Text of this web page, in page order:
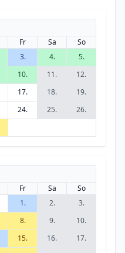
Fr Sa
So
3. 4.
5.
10. 11.
12.
17. 18.
19.
24. 25.
26.
Fr Sa
So
1.
2.
3.
8. 9.
10.
15. 16.
17.